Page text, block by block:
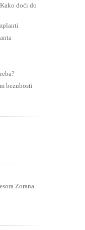
doći do
bezubosti
Zorana